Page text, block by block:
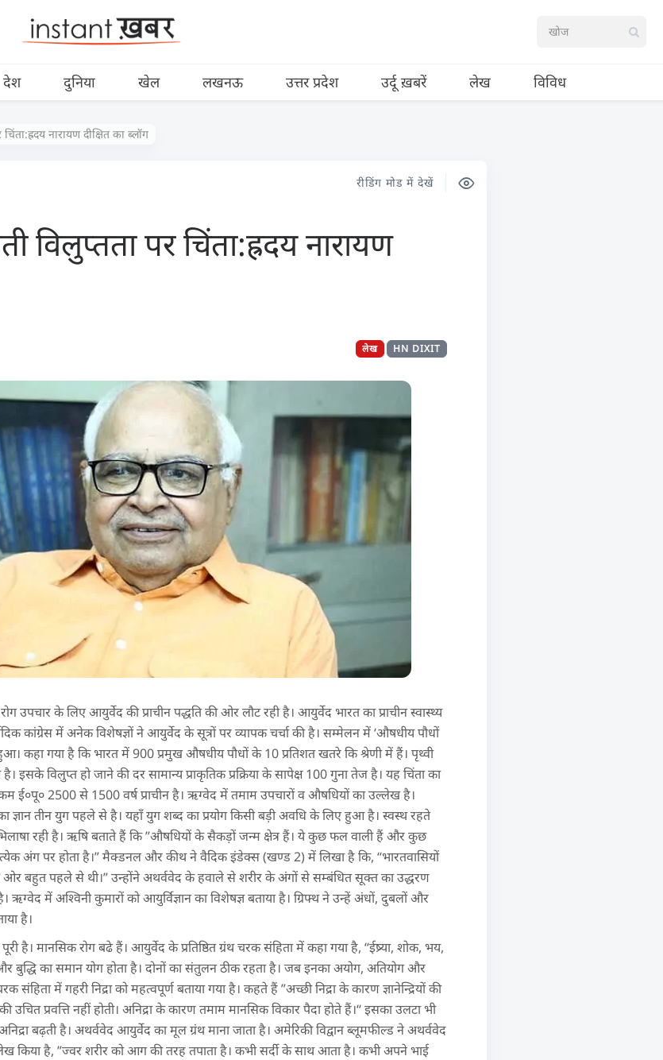
देश दुनिया खेल लखनऊ उत्तर प्रदेश उर्दू ख़बरें लेख विविध
नारायण दीक्षित का ब्लॉग
रीडिंग मोड में देखें
विलुप्तता पर चिंता:ह्रदय नारायण
HN DIXIT
लेख
रोग उपचार के लिए आयुर्वेद की प्राचीन पद्धति की ओर लौट रही है। आयुर्वेद भारत का प्राचीन स्वास्थ्य
कांग्रेस में अनेक विशेषज्ञों ने आयुर्वेद के सूत्रों पर व्यापक चर्चा की है। सम्मेलन में ‘औषधीय पौधों
कहा गया है कि भारत में 900 प्रमुख औषधीय पौधों के 10 प्रतिशत खतरे कि श्रेणी में हैं। पृथ्वी
विलुप्त हो जाने की दर सामान्य प्राकृतिक प्रक्रिया के सापेक्ष 100 गुना तेज है। यह चिंता का
कम ई०पू० 2500 से 1500 वर्ष प्राचीन है। ऋग्वेद में तमाम उपचारों व औषधियों का उल्लेख है।
तीन युग पहले से है। यहाँ युग शब्द का प्रयोग किसी बड़ी अवधि के लिए हुआ है। स्वस्थ रहते
रही है। ऋषि बताते हैं कि ”औषधियों के सैकड़ों जन्म क्षेत्र हैं। ये कुछ फल वाली हैं और कुछ
अंग पर होता है।” मैक्डनल और कीथ ने वैदिक इंडेक्स (खण्ड 2) में लिखा है कि, ‘‘भारतवासियों
ओर बहुत पहले से थी।” उन्होंने अथर्ववेद के हवाले से शरीर के अंगों से सम्बंधित सूक्त का उद्धरण
ऋग्वेद में अश्विनी कुमारों को आयुर्विज्ञान का विशेषज्ञ बताया है। ग्रिफ्थ ने उन्हें अंधों, दुबलों और
है।
है। मानसिक रोग बढे हैं। आयुर्वेद के प्रतिष्ठित ग्रंथ चरक संहिता में कहा गया है, ‘‘ईष्र्या, शोक, भय,
का समान योग होता है। दोनों का संतुलन ठीक रहता है। जब इनका अयोग, अतियोग और
संहिता में गहरी निद्रा को महत्वपूर्ण बताया गया है। कहते हैं ”अच्छी निद्रा के कारण ज्ञानेन्द्रियों की
की उचित प्रवत्ति नहीं होती। अनिद्रा के कारण तमाम मानसिक विकार पैदा होते हैं।‘‘ इसका उलटा भी
बढ़ती है। अथर्ववेद आयुर्वेद का मूल ग्रंथ माना जाता है। अमेरिकी विद्वान ब्लूमफील्ड ने अथर्ववेद
किया है, ”ज्वर शरीर को आग की तरह तपाता है। कभी सर्दी के साथ आता है। कभी अपने भाई